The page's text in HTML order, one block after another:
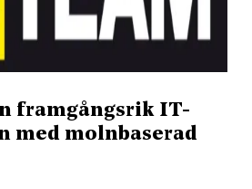
framgångsrik IT-
med molnbaserad